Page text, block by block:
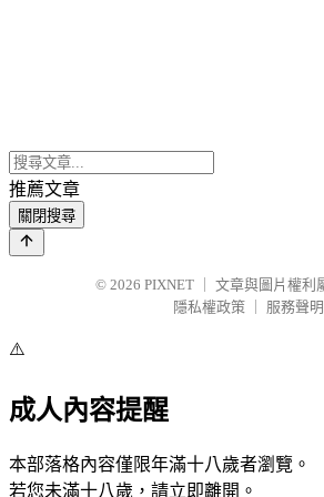
推薦文章
關閉搜尋
© 2026 PIXNET
文章與圖片權利
隱私權政策
服務聲明
⚠️
成人內容提醒
本部落格內容僅限年滿十八歲者瀏覽。
若您未滿十八歲，請立即離開。